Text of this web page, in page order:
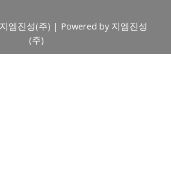
엠진성(주) | Powered by 지엠진성
(주)